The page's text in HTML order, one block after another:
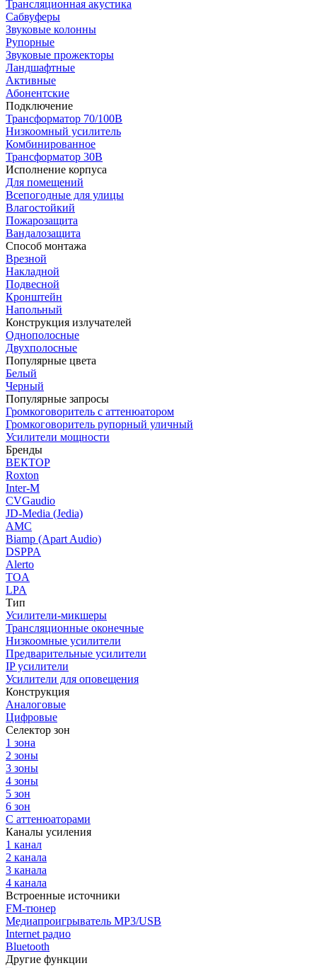
Трансляционная акустика
Сабвуферы
Звуковые колонны
Рупорные
Звуковые прожекторы
Ландшафтные
Активные
Абонентские
Подключение
Трансформатор 70/100В
Низкоомный усилитель
Комбинированное
Трансформатор 30В
Исполнение корпуса
Для помещений
Всепогодные для улицы
Влагостойкий
Пожарозащита
Вандалозащита
Способ монтажа
Врезной
Накладной
Подвесной
Кронштейн
Напольный
Конструкция излучателей
Однополосные
Двухполосные
Популярные цвета
Белый
Черный
Популярные запросы
Громкоговоритель с аттенюатором
Громкоговоритель рупорный уличный
Усилители мощности
Бренды
ВЕКТОР
Roxton
Inter-M
CVGaudio
JD-Media (Jedia)
AMC
Biamp (Apart Audio)
DSPPA
Alerto
TOA
LPA
Тип
Усилители-микшеры
Трансляционные оконечные
Низкоомные усилители
Предварительные усилители
IP усилители
Усилители для оповещения
Конструкция
Аналоговые
Цифровые
Селектор зон
1 зона
2 зоны
3 зоны
4 зоны
5 зон
6 зон
С аттенюаторами
Каналы усиления
1 канал
2 канала
3 канала
4 канала
Встроенные источники
FM-тюнер
Медиапроигрыватель MP3/USB
Internet радио
Bluetooth
Другие функции